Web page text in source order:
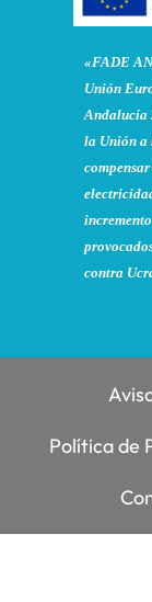
«FADE
Unión
Andalucía
la Unión a
contra
Política de